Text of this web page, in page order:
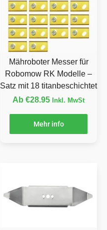
Mähroboter Messer für
Robomow RK Modelle –
Satz mit 18 titanbeschichtet
Ab €28.95 Inkl. MwSt
Mehr info